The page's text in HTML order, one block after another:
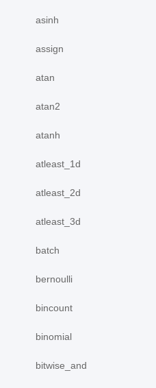
asinh
assign
atan
atan2
atanh
atleast_1d
atleast_2d
atleast_3d
batch
bernoulli
bincount
binomial
bitwise_and